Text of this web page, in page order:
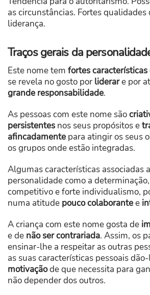
as circunstâncias. Fortes qualidades
liderança.
Traços gerais da
Este nome tem fortes
se revela no gosto por liderare por
grande responsabilidade.
As pessoas com este nome são
persistentes nos seus propósitos e
afincadamente para atingir os seus
os grupos onde estão integradas.
Algumas características associadas
personalidade como a
competitivo e forte individualismo,
numa atitude pouco colaborantee
A criança com este nome gosta de
e de não ser contrariada. Assim, os
ensinar-lhe a respeitar as outras
as suas características pessoais
motivaçãode que necessita para
não depender dos outros.